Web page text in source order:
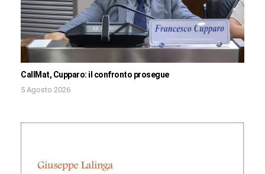
CallMat, Cupparo: il confronto prosegue
5 Agosto 2026